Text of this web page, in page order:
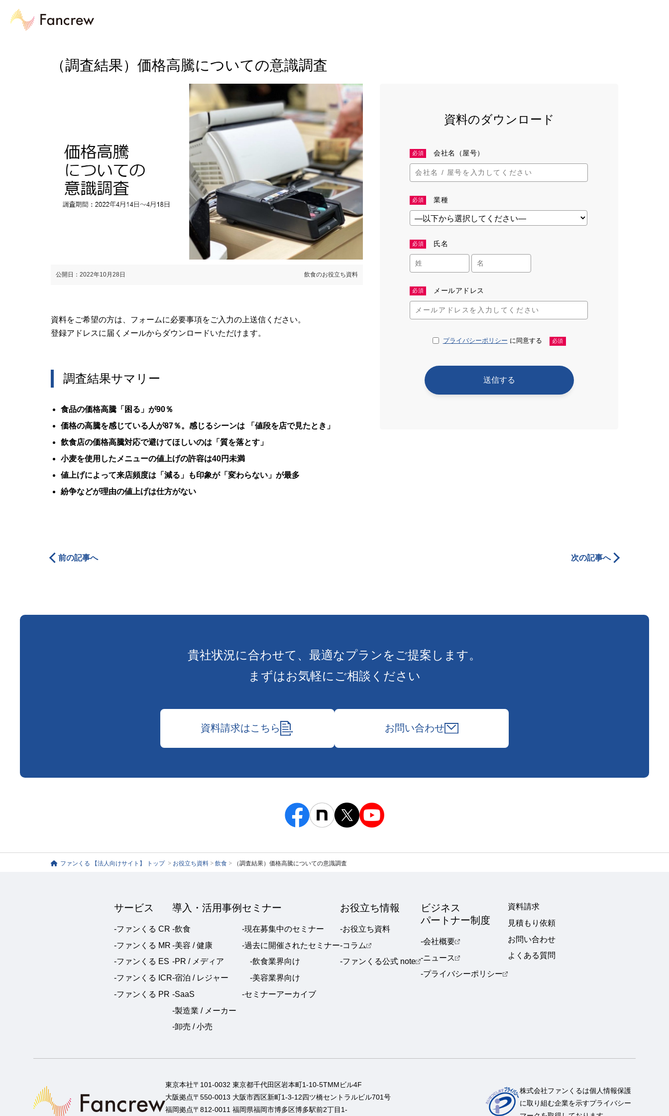
（調査結果）価格高騰についての意識調査
公開日：2022年10月28日 飲食のお役立ち資料
資料をご希望の方は、フォームに必要事項をご入力の上送信ください。
登録アドレスに届くメールからダウンロードいただけます。
調査結果サマリー
食品の価格高騰「困る」が90％
価格の高騰を感じている人が87％。感じるシーンは 「値段を店で見たとき」
飲食店の価格高騰対応で避けてほしいのは「質を落とす」
小麦を使用したメニューの値上げの許容は40円未満
値上げによって来店頻度は「減る」も印象が「変わらない」が最多
紛争などが理由の値上げは仕方がない
資料のダウンロード
必須 会社名（屋号）
必須 業種
必須 氏名
必須 メールアドレス
プライバシーポリシー に同意する 必須
前の記事へ 次の記事へ
貴社状況に合わせて、最適なプランをご提案します。
まずはお気軽にご相談ください
資料請求はこちら お問い合わせ
ファンくる 【法人向けサイト】 トップ > お役立ち資料 >飲食 > （調査結果）価格高騰についての意識調査
サービス
-ファンくる CR
-ファンくる MR
-ファンくる ES
-ファンくる ICR
-ファンくる PR
導入・活用事例
-飲食
-美容 / 健康
-PR / メディア
-宿泊 / レジャー
-SaaS
-製造業 / メーカー
-卸売 / 小売
セミナー
-現在募集中のセミナー
-過去に開催されたセミナー
-飲食業界向け
-美容業界向け
-セミナーアーカイブ
お役立ち情報
-お役立ち資料
-コラム
-ファンくる公式 note
ビジネス
パートナー制度
-会社概要
-ニュース
-プライバシーポリシー
資料請求
見積もり依頼
お問い合わせ
よくある質問
東京本社〒101-0032 東京都千代田区岩本町1-10-5TMMビル4F
大阪拠点〒550-0013 大阪市西区新町1-3-12四ツ橋セントラルビル701号
福岡拠点〒812-0011 福岡県福岡市博多区博多駅前2丁目1-
株式会社ファンくるは個人情報保護
に取り組む企業を示すプライバシー